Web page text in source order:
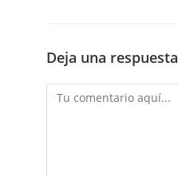
Deja una respuesta